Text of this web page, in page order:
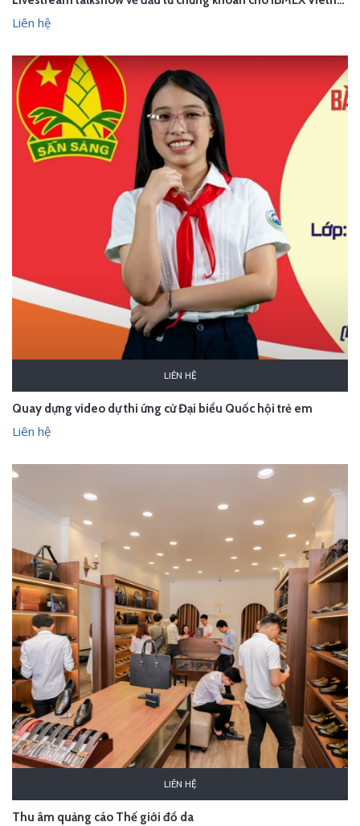
Liên hệ
LIÊN HỆ
Quay dựng video dự thi ứng cử Đại biểu Quốc hội trẻ em
Liên hệ
LIÊN HỆ
Thu âm quảng cáo Thế giới đồ da